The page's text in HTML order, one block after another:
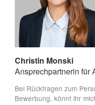
Christin Monski
Ansprechpartnerin für
Bei Rückfragen zum
Bewerbung, könnt ihr